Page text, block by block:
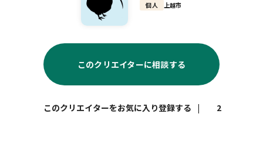
個人 上越市
このクリエイターに相談する
| 2